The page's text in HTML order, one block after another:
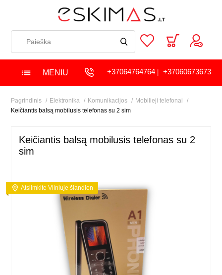
MENIU +37064764764| +37060673673
Pagrindinis Elektronika Komunikacijos
Mobilieji telefonai
Keičiantis balsą mobilusis telefonas su 2 sim
Keičiantis balsą mobilusis telefonas su 2
sim
Atsiimkite Vilniuje šiandien